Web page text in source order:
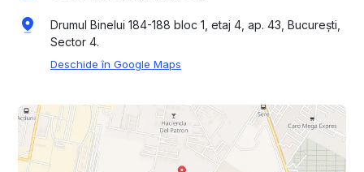
Drumul Binelui 184-188 bloc 1, etaj 4, ap. 43, București,
Sector 4.
Deschide în Google Maps